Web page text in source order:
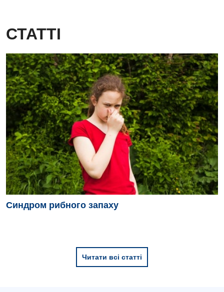
СТАТТІ
Синдром рибного запаху
Читати всі статті